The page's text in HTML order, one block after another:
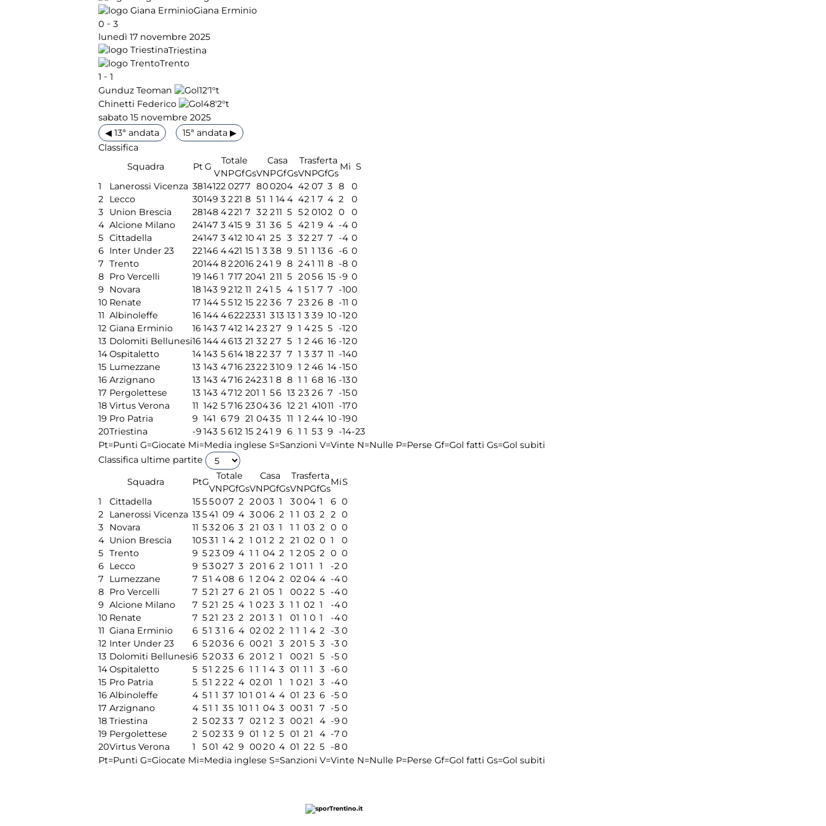
Giana Erminio
0 - 3
lunedì 17 novembre 2025
Triestina
Trento
1 - 1
Gunduz Teoman
12'1°t
Chinetti Federico
48'2°t
sabato 15 novembre 2025
◀ 13ª andata
15ª andata ▶
Classifica
Squadra
PtG
Totale Casa Trasferta
Mi S
VNPGfGsVNPGfGsVNPGfGs
1
Lanerossi Vicenza 3814122 0277 800204 42 07 3 8
0
2
Lecco 30149 3 221 8 51 1 144 42 1 7 4 2
0
3
Union Brescia 28148 4221 7 32 211 5 52 0102 0
0
4 Alcione Milano 24147 3 415 9 31 36 5 42 1 9 4 -4 0
5 Cittadella 24147 3 412 10 41 25 3 32 27 7 -4 0
6 Inter Under 23 22146 4421 15 1 3 38 9 51 1 136 -6 0
7 Trento 20144822016 241 9 8 241 11 8 -8 0
8 Pro Vercelli 19 146 1 717 2041 211 5 2056 15 -9 0
9
Novara 18 143 9 212 11 241 5 4 1 5 1 7 7 -100
10 Renate 17 1445 512 15 22 36 7 23 26 8 -11 0
11 Albinoleffe 16 14446222331 313 13 1 3 39 10 -120
12 Giana Erminio 16 143 7 412 1423 27 9 1 425 5 -120
13 Dolomiti Bellunesi16 1444613 21 32 27 5 1 2 46 16 -120
14Ospitaletto 14143 5 61418 22 37 7 1 3 37 11 -140
15 Lumezzane 13 143 4716 2322 310 9 1 2 46 14 -150
16 Arzignano 13 143 4716 2423 1 8 8 1 1 68 16 -130
17 Pergolettese 13 143 4712 201 1 56 13 23 26 7 -150
18 Virtus Verona 11 142 5 716 230436 12 21 41011 -170
19 Pro Patria 9 141 679 21 0435 11 1 2 44 10 -190
20Triestina -9 143 5 612 15 241 9 6 1 1 53 9 -14-23
Pt=Punti G=Giocate Mi=Media inglese S=Sanzioni V=Vinte N=Nulle P=Perse Gf=Gol fatti Gs=Gol subiti
Classifica ultime partite
Squadra
PtG
Totale Casa Trasferta
MiS
VNPGfGsVNPGfGsVNPGfGs
1
Cittadella 1555007 2 2003 1 3004 1 6 0
2
Lanerossi Vicenza 13541 09 4 3006 2 1 1 03 2 2 0
3
Novara 11 532 06 3 21 03 1 1 1 03 2 0 0
4 Union Brescia 10531 1 4 2 1 01 2 2 21 02 0 1
0
5 Trento 9 523 09 4 1 1 04 2 1 2 05 2 0 0
6 Lecco 9 53027 3 201 6 2 1 01 1 1 -2 0
7
Lumezzane 7 51 408 6 1 2 04 2 02 04 4 -40
8 Pro Vercelli 7 521 27 6 21 05 1 0022 5 -40
9 Alcione Milano 7 521 25 4 1 023 3 1 1 02 1 -40
10 Renate 7 521 23 2 201 3 1 01 1 0 1 -40
11 Giana Erminio 6 51 3 1 6 4 02 02 2 1 1 1 4 2 -3 0
12 Inter Under 23 6 52036 6 0021 3 201 5 3 -3 0
13 Dolomiti Bellunesi6 52033 6 201 2 1 0021 5 -5 0
14Ospitaletto 5 51 2 25 6 1 1 1 4 3 01 1 1 3 -60
15 Pro Patria 5 51 2 22 4 02 01 1 1 021 3 -40
16 Albinoleffe 4 51 1 37 10 1 01 4 4 01 23 6 -5 0
17 Arzignano 4 51 1 35 10 1 1 04 3 0031 7 -5 0
18 Triestina 2 502 33 7 02 1 2 3 0021 4 -9 0
19 Pergolettese 2 502 33 9 01 1 2 5 01 21 4 -7 0
20Virtus Verona 1 501 42 9 0020 4 01 22 5 -80
Pt=Punti G=Giocate Mi=Media inglese S=Sanzioni V=Vinte N=Nulle P=Perse Gf=Gol fatti Gs=Gol subiti